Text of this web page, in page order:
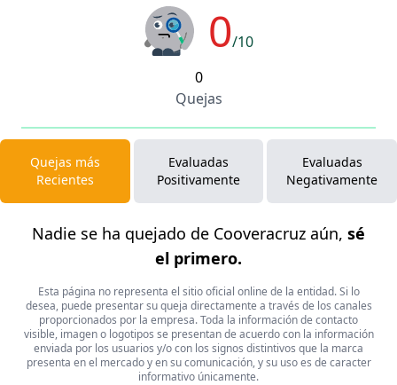
0/10
0
Quejas
Quejas más
Recientes
Evaluadas
Positivamente
Evaluadas
Negativamente
Nadie se ha quejado de Cooveracruz aún, sé
el primero.
Esta página no representa el sitio oficial online de la entidad. Si lo
desea, puede presentar su queja directamente a través de los canales
proporcionados por la empresa. Toda la información de contacto
visible, imagen o logotipos se presentan de acuerdo con la información
enviada por los usuarios y/o con los signos distintivos que la marca
presenta en el mercado y en su comunicación, y su uso es de caracter
informativo únicamente.